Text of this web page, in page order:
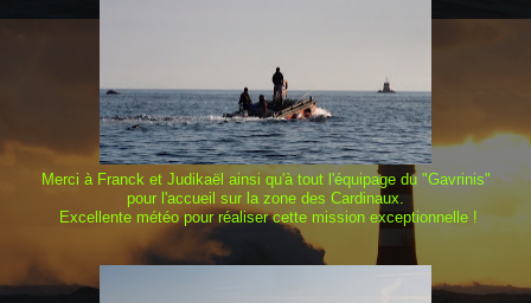
Merci à Franck et Judikaël ainsi qu'à tout l'équipage du "Gavrinis"
pour l'accueil sur la zone des Cardinaux.
Excellente météo pour réaliser cette mission exceptionnelle !